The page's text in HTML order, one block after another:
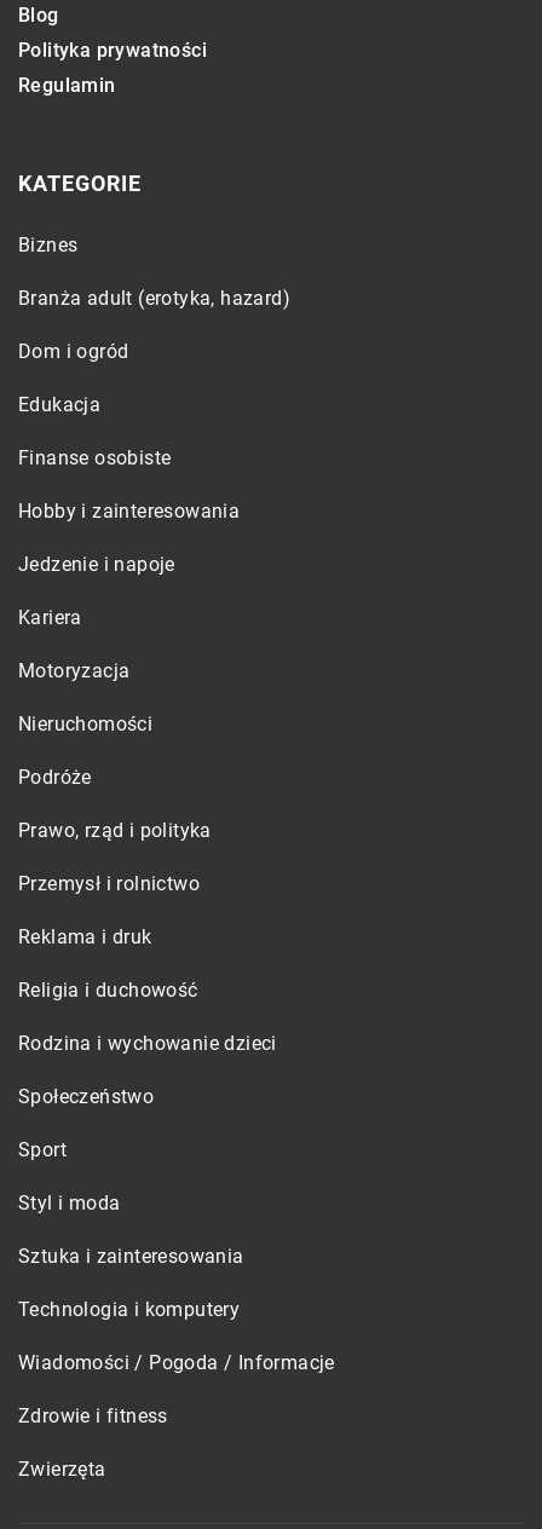
Blog
Polityka prywatności
Regulamin
KATEGORIE
Biznes
Branża adult (erotyka, hazard)
Dom i ogród
Edukacja
Finanse osobiste
Hobby i zainteresowania
Jedzenie i napoje
Kariera
Motoryzacja
Nieruchomości
Podróże
Prawo, rząd i polityka
Przemysł i rolnictwo
Reklama i druk
Religia i duchowość
Rodzina i wychowanie dzieci
Społeczeństwo
Sport
Styl i moda
Sztuka i zainteresowania
Technologia i komputery
Wiadomości / Pogoda / Informacje
Zdrowie i fitness
Zwierzęta